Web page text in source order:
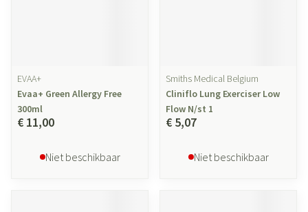
EVAA+
Evaa+ Green Allergy Free
300ml
€ 11,00
Niet beschikbaar
Smiths Medical Belgium
Cliniflo Lung Exerciser Low
Flow N/st 1
€ 5,07
Niet beschikbaar